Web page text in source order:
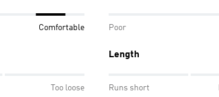
Comfortable Poor
Too loose
Length
Runs short